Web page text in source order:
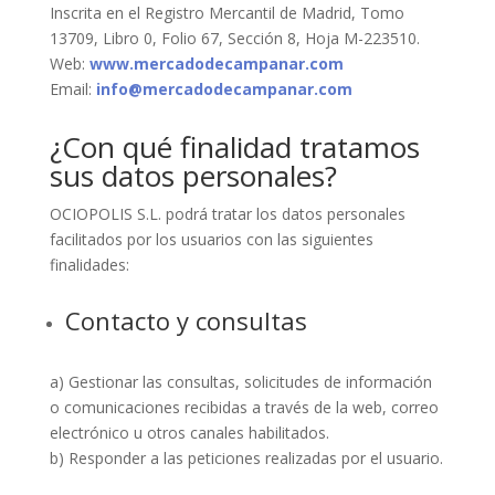
Inscrita en el Registro Mercantil de Madrid, Tomo
13709, Libro 0, Folio 67, Sección 8, Hoja M-223510.
Web: www.mercadodecampanar.com
Email: info@mercadodecampanar.com
¿Con qué finalidad tratamos
sus datos personales?
OCIOPOLIS S.L. podrá tratar los datos personales
facilitados por los usuarios con las siguientes
finalidades:
Contacto y consultas
a) Gestionar las consultas, solicitudes de información
o comunicaciones recibidas a través de la web, correo
electrónico u otros canales habilitados.
b) Responder a las peticiones realizadas por el usuario.